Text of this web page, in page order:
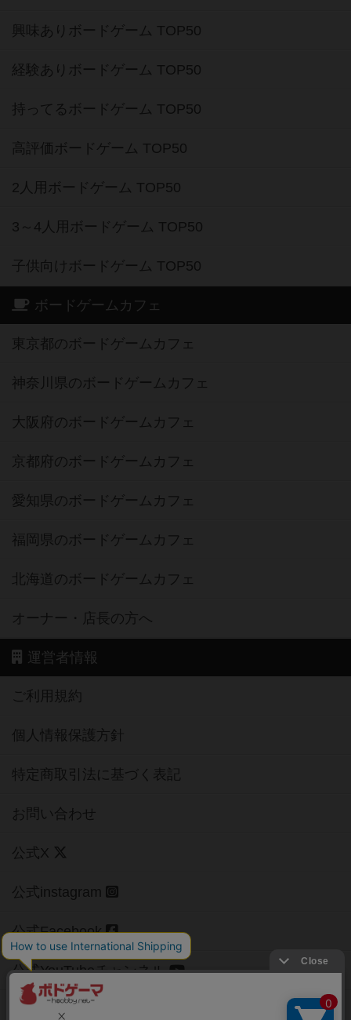
興味ありボードゲーム TOP50
経験ありボードゲーム TOP50
持ってるボードゲーム TOP50
高評価ボードゲーム TOP50
2人用ボードゲーム TOP50
3～4人用ボードゲーム TOP50
子供向けボードゲーム TOP50
ボードゲームカフェ
東京都のボードゲームカフェ
神奈川県のボードゲームカフェ
大阪府のボードゲームカフェ
京都府のボードゲームカフェ
愛知県のボードゲームカフェ
福岡県のボードゲームカフェ
北海道のボードゲームカフェ
オーナー・店長の方へ
運営者情報
ご利用規約
個人情報保護方針
特定商取引法に基づく表記
お問い合わせ
公式X
公式instagram
公式Facebook
公式YouTubeチャンネル